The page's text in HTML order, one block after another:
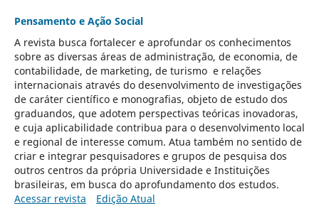
Pensamento e Ação Social
A revista busca fortalecer e aprofundar os conhecimentos
sobre as diversas áreas de administração, de economia, de
contabilidade, de marketing, de turismo e relações
internacionais através do desenvolvimento de investigações
de caráter científico e monografias, objeto de estudo dos
graduandos, que adotem perspectivas teóricas inovadoras,
e cuja aplicabilidade contribua para o desenvolvimento local
e regional de interesse comum. Atua também no sentido de
criar e integrar pesquisadores e grupos de pesquisa dos
outros centros da própria Universidade e Instituições
brasileiras, em busca do aprofundamento dos estudos.
Acessar revista
Edição Atual